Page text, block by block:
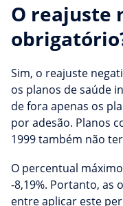
O reajuste
Sim, o reajuste
os planos de saúde
de fora apenas os
por adesão. Planos
1999 também não
O percentual
-8,19%. Portanto, as
entre aplicar este